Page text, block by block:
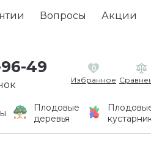
Вопросы Акции
49
0
Избранное
Плодовые
деревья